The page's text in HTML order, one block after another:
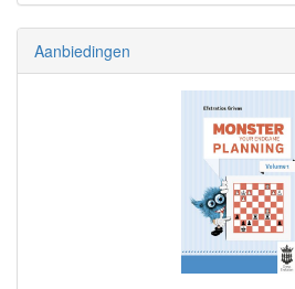
Aanbiedingen